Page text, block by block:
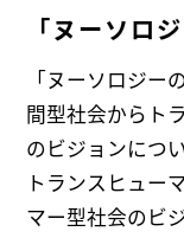
「ヌーソロ
「ヌーソロジー
間型社会からト
のビジョンにつ
トランスヒュー
マー型社会のビ